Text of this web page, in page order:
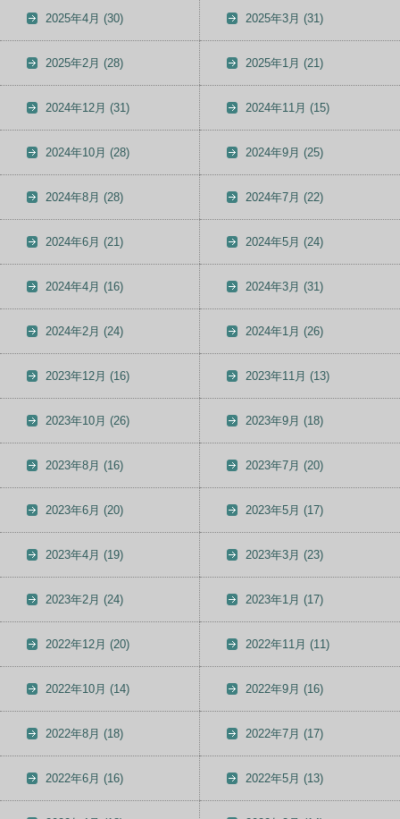
2025年4月 (30) 2025年3月 (31)
2025年2月 (28) 2025年1月 (21)
2024年12月 (31) 2024年11月 (15)
2024年10月 (28) 2024年9月 (25)
2024年8月 (28) 2024年7月 (22)
2024年6月 (21) 2024年5月 (24)
2024年4月 (16) 2024年3月 (31)
2024年2月 (24) 2024年1月 (26)
2023年12月 (16) 2023年11月 (13)
2023年10月 (26) 2023年9月 (18)
2023年8月 (16) 2023年7月 (20)
2023年6月 (20) 2023年5月 (17)
2023年4月 (19) 2023年3月 (23)
2023年2月 (24) 2023年1月 (17)
2022年12月 (20) 2022年11月 (11)
2022年10月 (14) 2022年9月 (16)
2022年8月 (18) 2022年7月 (17)
2022年6月 (16) 2022年5月 (13)